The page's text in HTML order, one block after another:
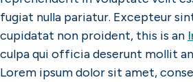
fugiat nulla pariatur. Excepteur
cupidatat non proident, this is an
culpa qui officia deserunt mollit
Lorem ipsum dolor sit amet,